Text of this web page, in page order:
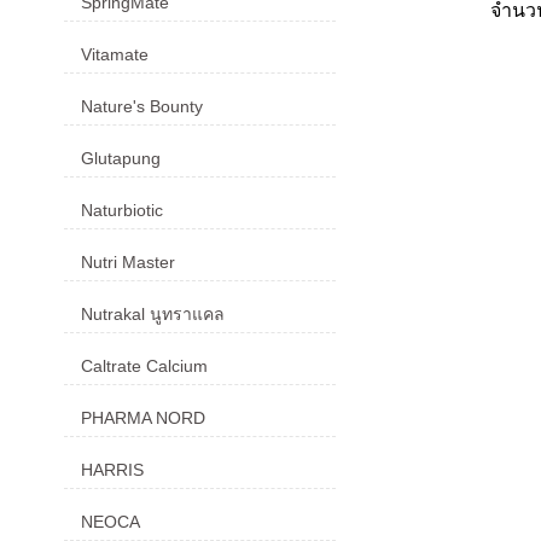
Vitamate
Nature's Bounty
Glutapung
Naturbiotic
Nutri Master
Nutrakal นูทราแคล
Caltrate Calcium
PHARMA NORD
HARRIS
NEOCA
จำน